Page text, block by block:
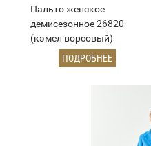
Пальто женское
демисезонное 26820
(кэмел ворсовый)
ПОДРОБНЕЕ